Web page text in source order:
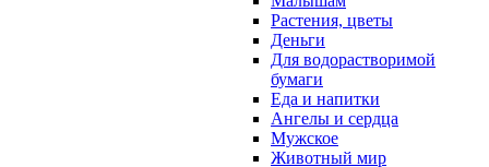
Растения, цветы
Деньги
Для водорастворимой
бумаги
Еда и напитки
Ангелы и сердца
Мужское
Животный мир